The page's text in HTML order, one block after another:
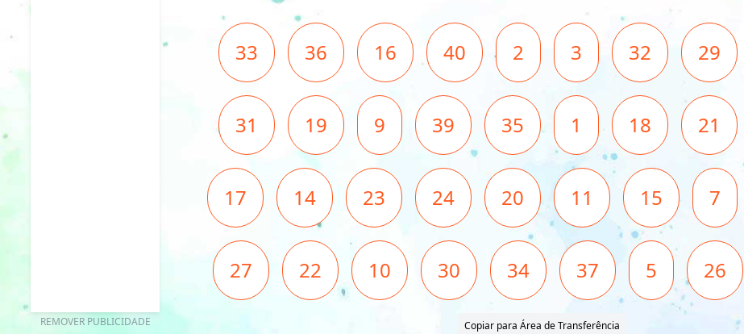
REMOVER PUBLICIDADE
33 36 16 40 2 3 32 29
31 19 9 39 35 1 18 21
17 14 23 24 20 11 15 7
27 22 10 30 34 37 5 26
Copiar para Área de Transferência